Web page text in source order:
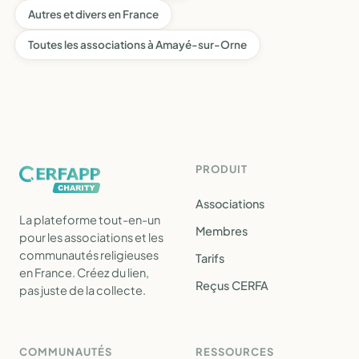
Autres et divers en France
Toutes les associations à Amayé-sur-Orne
La plateforme tout-en-un
pour les associations et les
communautés religieuses
en France. Créez du lien,
pas juste de la collecte.
PRODUIT
Associations
Membres
Tarifs
Reçus CERFA
COMMUNAUTÉS RESSOURCES